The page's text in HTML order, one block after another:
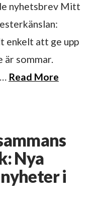
nyhetsbrev Mitt
enkelt att ge upp
sommar.
Read More
Nya
i